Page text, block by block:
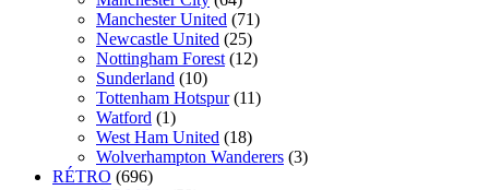
Manchester United (71)
Newcastle United (25)
Nottingham Forest (12)
Sunderland (10)
Tottenham Hotspur (11)
Watford (1)
West Ham United (18)
Wolverhampton Wanderers (3)
RÉTRO (696)